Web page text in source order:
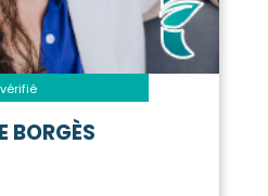
BORGÈS